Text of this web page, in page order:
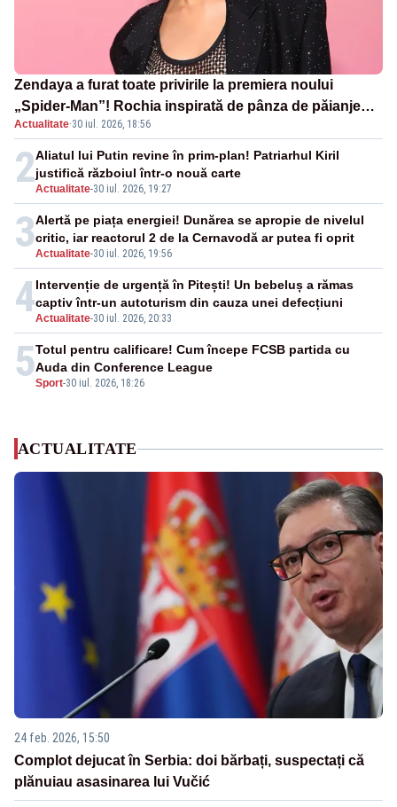
Zendaya a furat toate privirile la premiera noului
„Spider-Man”! Rochia inspirată de pânza de păianjen a
făcut senzație
Actualitate·30 iul. 2026, 18:56
2Actualitate-30 iul. 2026, 19:27
Aliatul lui Putin revine în prim-plan! Patriarhul Kiril
justifică războiul într-o nouă carte
3Actualitate-30 iul. 2026, 19:56
Alertă pe piața energiei! Dunărea se apropie de nivelul
critic, iar reactorul 2 de la Cernavodă ar putea fi oprit
4Actualitate-30 iul. 2026, 20:33
Intervenție de urgență în Pitești! Un bebeluș a rămas
captiv într-un autoturism din cauza unei defecțiuni
5Sport-30 iul. 2026, 18:26
Totul pentru calificare! Cum începe FCSB partida cu
Auda din Conference League
ACTUALITATE
24 feb. 2026, 15:50
Complot dejucat în Serbia: doi bărbați, suspectați că
plănuiau asasinarea lui Vučić